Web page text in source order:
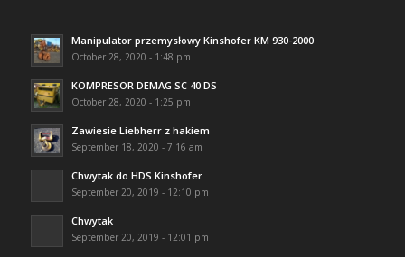
Manipulator przemysłowy Kinshofer KM 930-2000
October 28, 2020 - 1:48 pm
KOMPRESOR DEMAG SC 40 DS
October 28, 2020 - 1:25 pm
Zawiesie Liebherr z hakiem
September 18, 2020 - 7:16 am
Chwytak do HDS Kinshofer
September 20, 2019 - 12:10 pm
Chwytak
September 20, 2019 - 12:01 pm